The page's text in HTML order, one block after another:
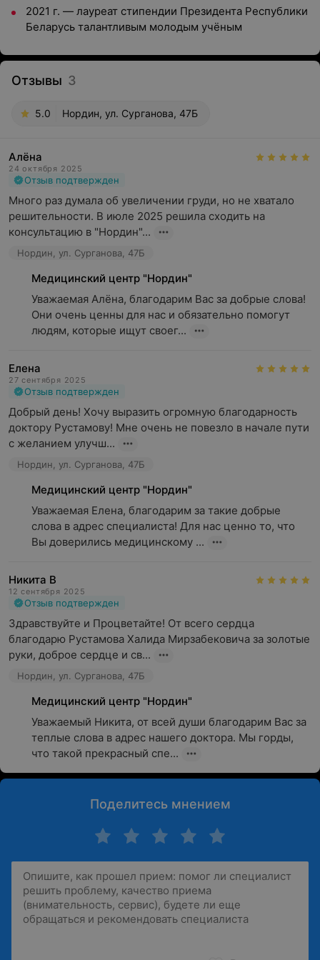
2021 г. — лауреат стипендии Президента Республики
Беларусь талантливым молодым учёным
Отзывы 3
5.0 Нордин, ул. Сурганова, 47Б
Алёна
24 октября 2025
Отзыв подтвержден
Много раз думала об увеличении груди, но не хватало
решительности. В июле 2025 решила сходить на
консультацию в "Нордин"...
Нордин, ул. Сурганова, 47Б
Медицинский центр "Нордин"
Уважаемая Алёна, благодарим Вас за добрые слова!
Они очень ценны для нас и обязательно помогут
людям, которые ищут своег...
Елена
27 сентября 2025
Отзыв подтвержден
Добрый день! Хочу выразить огромную благодарность
доктору Рустамову! Мне очень не повезло в начале пути
с желанием улучш...
Нордин, ул. Сурганова, 47Б
Медицинский центр "Нордин"
Уважаемая Елена, благодарим за такие добрые
слова в адрес специалиста! Для нас ценно то, что
Вы доверились медицинскому ...
Никита В
12 сентября 2025
Отзыв подтвержден
Здравствуйте и Процветайте! От всего сердца
благодарю Рустамова Халида Мирзабековича за золотые
руки, доброе сердце и св...
Нордин, ул. Сурганова, 47Б
Медицинский центр "Нордин"
Уважаемый Никита, от всей души благодарим Вас за
теплые слова в адрес нашего доктора. Мы горды,
что такой прекрасный спе...
Поделитесь мнением